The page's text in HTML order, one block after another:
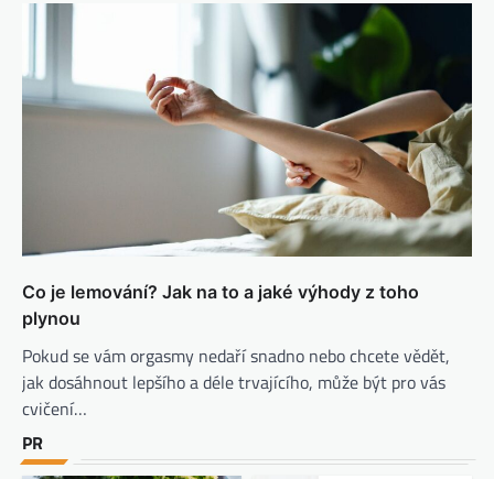
Co je lemování? Jak na to a jaké výhody z toho
plynou
Pokud se vám orgasmy nedaří snadno nebo chcete vědět,
jak dosáhnout lepšího a déle trvajícího, může být pro vás
cvičení…
PR